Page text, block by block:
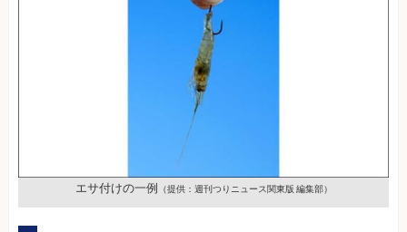
エサ付けの一例 （提供：週刊つりニュース関東版 編集部）